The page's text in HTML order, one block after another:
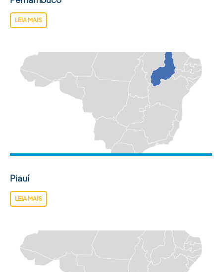
LEIA MAIS
Piauí
LEIA MAIS